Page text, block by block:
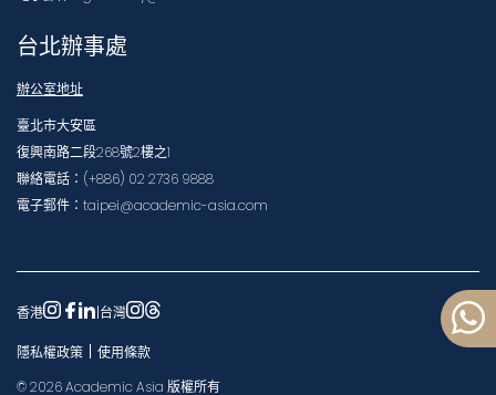
台北辦事處
辦公室地址
臺北市大安區
復興南路二段268號2樓之1
聯絡電話：(+886) 02 2736 9888
電子郵件：taipei@academic-asia.com
香港 |台灣
隱私權政策
使用條款
©2026Academic Asia 版權所有